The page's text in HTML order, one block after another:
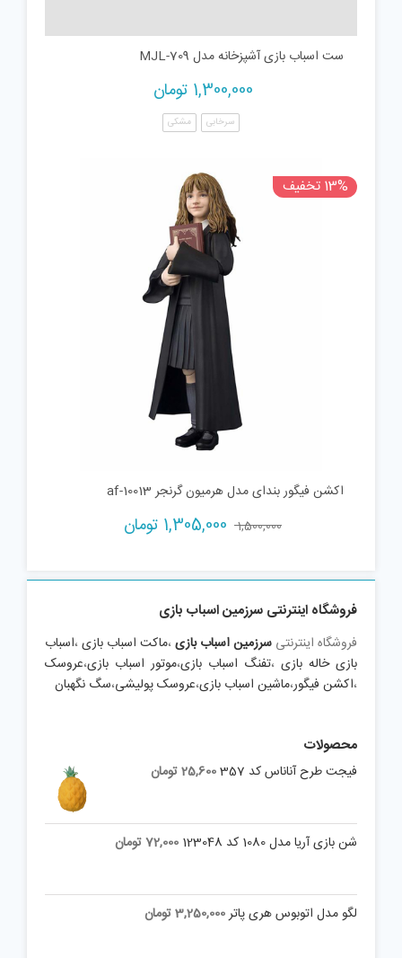
ست اسباب بازی آشپزخانه مدل MJL-709
1,300,000 تومان
سرخابی مشکی
13% تخفیف
اکشن فیگور بندای مدل هرمیون گرنجر af-10013
1,500,000
Original
1,500,000 تومان.
1,305,000 تومان
1,305,000 تومان.
فروشگاه اینترنتی سرزمین اسباب بازی
فروشگاه اینترنتی سرزمین اسباب بازی،ماکت اسباب بازی،اسباب
بازی خاله بازی ،تفنگ اسباب بازی،موتور اسباب بازی،عروسک
،اکشن فیگور،ماشین اسباب بازی،عروسک پولیشی،سگ نگهبان
محصولات
فیجت طرح آناناس کد 357 25,600تومان
شن بازی آریا مدل 1080 کد 123048 72,000تومان
لگو مدل اتوبوس هری پاتر3,250,000تومان